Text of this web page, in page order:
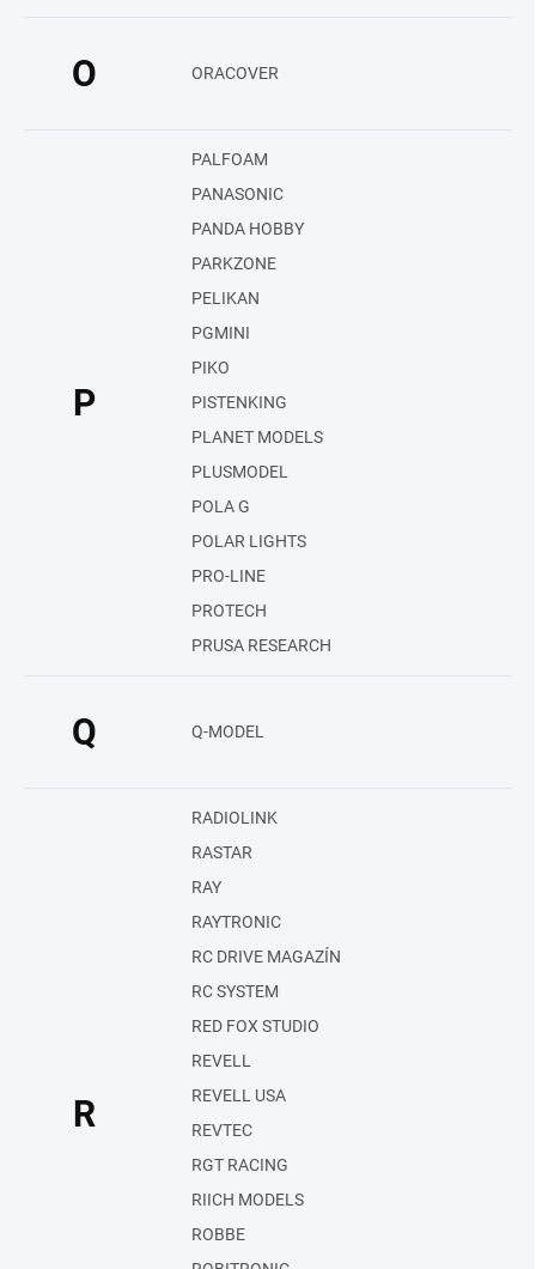
O ORACOVER
P
PALFOAM
PANASONIC
PANDA HOBBY
PARKZONE
PELIKAN
PGMINI
PIKO
PISTENKING
PLANET MODELS
PLUSMODEL
POLA G
POLAR LIGHTS
PRO-LINE
PROTECH
PRUSA RESEARCH
Q Q-MODEL
R
RADIOLINK
RASTAR
RAY
RAYTRONIC
RC DRIVE MAGAZÍN
RC SYSTEM
RED FOX STUDIO
REVELL
REVELL USA
REVTEC
RGT RACING
RIICH MODELS
ROBBE